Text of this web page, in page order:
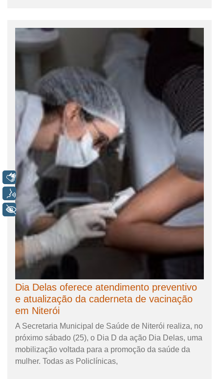
Dia Delas oferece atendimento preventivo
e atualização da caderneta de vacinação
em Niterói
A Secretaria Municipal de Saúde de Niterói realiza, no
próximo sábado (25), o Dia D da ação Dia Delas, uma
mobilização voltada para a promoção da saúde da
mulher. Todas as Policlínicas,
Libras
Voz
+ Acessibilidade